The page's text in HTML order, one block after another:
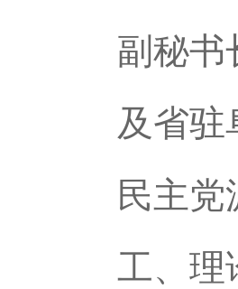
副秘书
及省驻
民主
工、理